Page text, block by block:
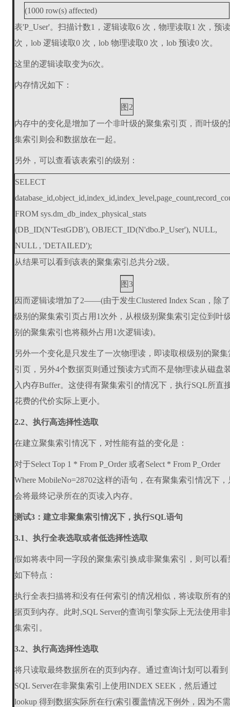
(1000 row(s) affected)
表'P_User'。扫描计数1，逻辑读取6 次，物理读取1 次，预
次，lob 逻辑读取0 次，lob 物理读取0 次，lob 预读0 次。
这里的逻辑读取变为6次。
内存情况如下：
图2
内存中的变化是增加了一个非叶级的聚集索引页，而叶级的
集索引则会和数据放在一起。
另外，可以查看该表索引的级别：
SELECT
FROM sys.dm_db_index_physical_stats
(DB_ID(N'TestGDB'), OBJECT_ID(N'dbo.P_User'), NULL,
NULL , 'DETAILED');
从结果可以看到该表的聚集索引总共分2级。
图3
因而逻辑读增加了2——(由于发生Clustered Index Scan，除
级别的聚集索引页占用1次外，从根级别聚集索引定位到叶
别的聚集索引也将额外占用1次逻辑读)。
另外一个变化是只发生了一次物理读，即读取根级别的聚集
引页，另外4个数据页则通过预读方式而不是物理读从磁盘
入内存Buffer。这使得有聚集索引的情况下，执行SQL所直
花费的代价实际上更小。
2.2、执行高选择性选取
在建立聚集索引情况下，对性能有益的变化是：
对于Select Top 1 * From P_Order 或者Select * From P_Order
Where MobileNo=28702这样的语句，在有聚集索引情况下，
会将最终记录所在的页读入内存。
测试3：建立非聚集索引情况下，执行SQL语句
3.1、执行全表选取或者低选择性选取
假如将表中同一字段的聚集索引换成非聚集索引，则可以看
如下特点：
执行全表扫描将和没有任何索引的情况相似，将读取所有的
据页到内存。此时,SQL Server的查询引擎实际上无法使用非
集索引。
3.2、执行高选择性选取
将只读取最终数据所在的页到内存。通过查询计划可以看到
SQL Server在非聚集索引上使用INDEX SEEK，然后通过
lookup 得到数据实际所在行(索引覆盖情况下例外，因为不